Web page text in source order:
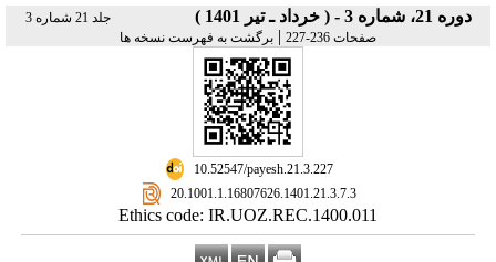
دوره 21، شماره 3 - ( خرداد ـ تیر 1401 )
جلد 21 شماره 3
صفحات 236-227
| برگشت به فهرست نسخه ها
‎ 10.52547/payesh.21.3.227
‎ 20.1001.1.16807626.1401.21.3.7.3
Ethics code: IR.UOZ.REC.1400.011